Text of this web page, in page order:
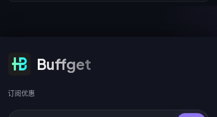
订阅优惠 Buffget
订阅优惠